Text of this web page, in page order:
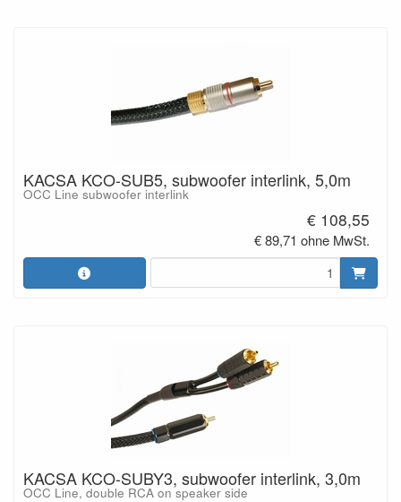
KACSA KCO-SUB5, subwoofer interlink, 5,0m
OCC Line subwoofer interlink
€ 108,55
€ 89,71 ohne MwSt.
KACSA KCO-SUBY3, subwoofer interlink, 3,0m
OCC Line, double RCA on speaker side